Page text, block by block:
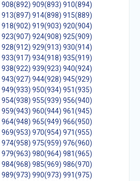
908(892) 909(893) 910(894)
913(897) 914(898) 915(889)
918(902) 919(903) 920(904)
923(907) 924(908) 925(909)
928(912) 929(913) 930(914)
933(917) 934(918) 935(919)
938(922) 939(923) 940(924)
943(927) 944(928) 945(929)
949(933) 950(934) 951(935)
954(938) 955(939) 956(940)
959(943) 960(944) 961(945)
964(948) 965(949) 966(950)
969(953) 970(954) 971(955)
974(958) 975(959) 976(960)
979(963) 980(964) 981(965)
984(968) 985(969) 986(970)
989(973) 990(973) 991(975)